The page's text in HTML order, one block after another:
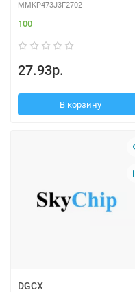
MMKP473J3F2702
100
27.93р.
В корзину
DGCX